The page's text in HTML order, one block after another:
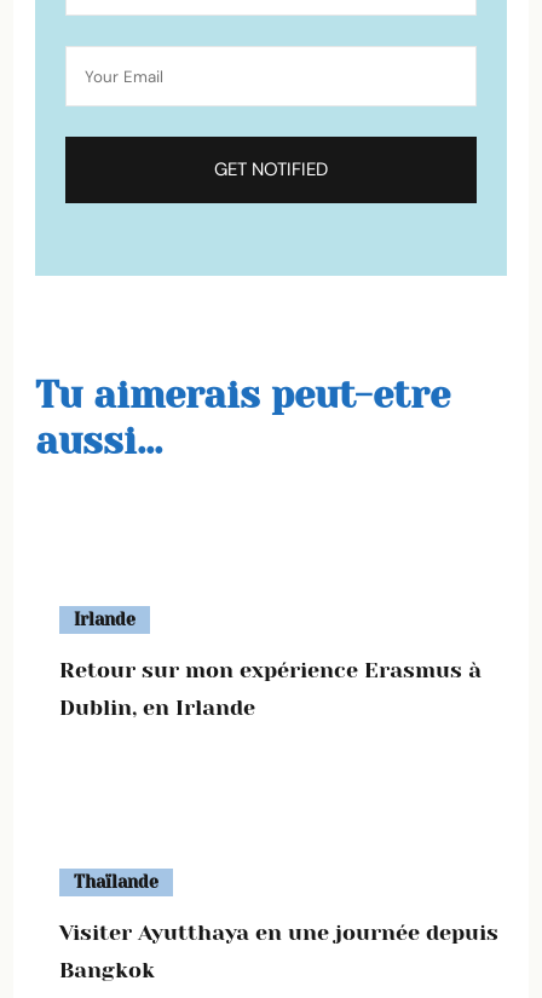
Tu aimerais peut-etre
aussi...
Irlande
Retour sur mon expérience Erasmus à
Dublin, en Irlande
Thaïlande
Visiter Ayutthaya en une journée depuis
Bangkok